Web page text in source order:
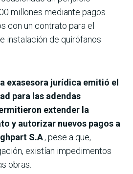
millones mediante pagos
con un contrato para el
instalación de quirófanos
la exasesora jurídica emitió el
para las adendas
extender la
y autorizar nuevos pagos a
S.A., pese a que,
existían impedimentos
obras.